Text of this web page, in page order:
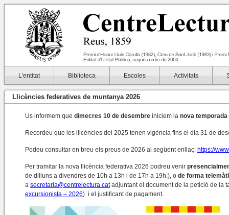
L'entitat Biblioteca Escoles Activitats
Llicències federatives de muntanya 2026
Us informem que dimecres 10 de desembre iniciem la nova
Recordeu que les llicències del 2025 tenen vigència fins el dia 31 de
Podeu consultar en breu els preus de 2026 al següent enllaç: https://
Per tramitar la nova llicència federativa 2026 podreu venir
de dilluns a divendres de 10h a 13h i de 17h a 19h.), o de forma
a secretaria@centrelectura.catadjuntant el document de la petició de la
excursionista – 2026) i el justificant de pagament.